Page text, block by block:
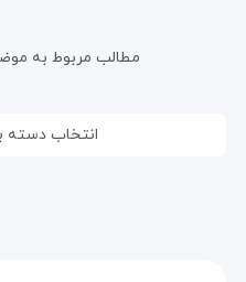
مطالب مربوط به
انتخاب دسته